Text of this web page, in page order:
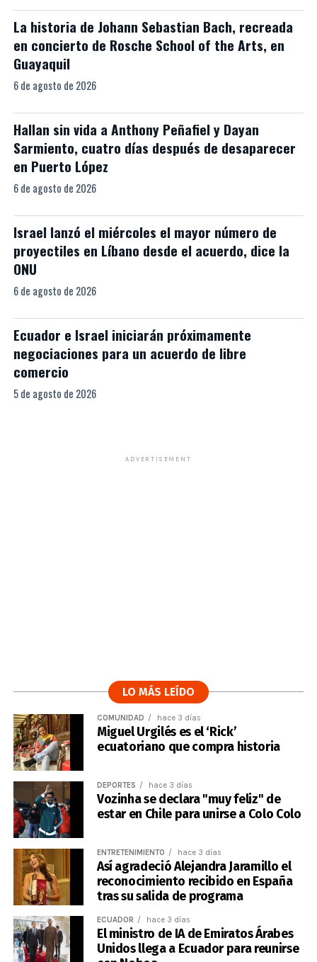
La historia de Johann Sebastian Bach, recreada
en concierto de Rosche School of the Arts, en
Guayaquil
6 de agosto de 2026
Hallan sin vida a Anthony Peñafiel y Dayan
Sarmiento, cuatro días después de desaparecer
en Puerto López
6 de agosto de 2026
Israel lanzó el miércoles el mayor número de
proyectiles en Líbano desde el acuerdo, dice la
ONU
6 de agosto de 2026
Ecuador e Israel iniciarán próximamente
negociaciones para un acuerdo de libre
comercio
5 de agosto de 2026
ADVERTISEMENT
LO MÁS LEÍDO
COMUNIDAD hace 3 días
Miguel Urgilés es el ‘Rick’
ecuatoriano que compra historia
DEPORTES hace 3 días
Vozinha se declara "muy feliz" de
estar en Chile para unirse a Colo Colo
ENTRETENIMIENTO hace 3 días
Así agradeció Alejandra Jaramillo el
reconocimiento recibido en España
tras su salida de programa
ECUADOR hace 3 días
El ministro de IA de Emiratos Árabes
Unidos llega a Ecuador para reunirse